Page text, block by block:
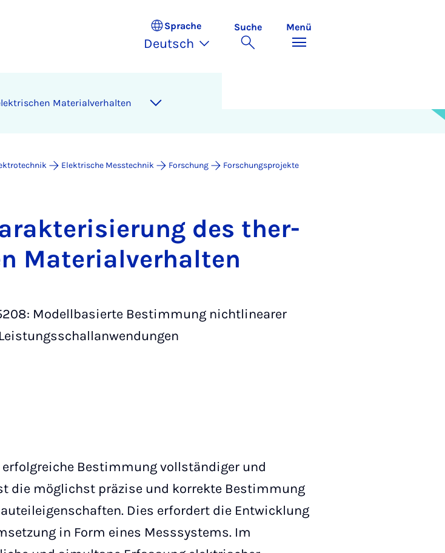
Sprache
Deutsch
Suche Menü
Ma­te­ri­a­l­ver­hal­ten
Elektrische Messtechnik Forschung
Forschungsprojekte
des ther­
Ma­te­ri­a­l­ver­hal­ten
Modellbasierte Bestimmung nichtlinearer
Bestimmung vollständiger und
die möglichst präzise und korrekte Bestimmung
Dies erfordert die Entwicklung
in Form eines Messsystems. Im